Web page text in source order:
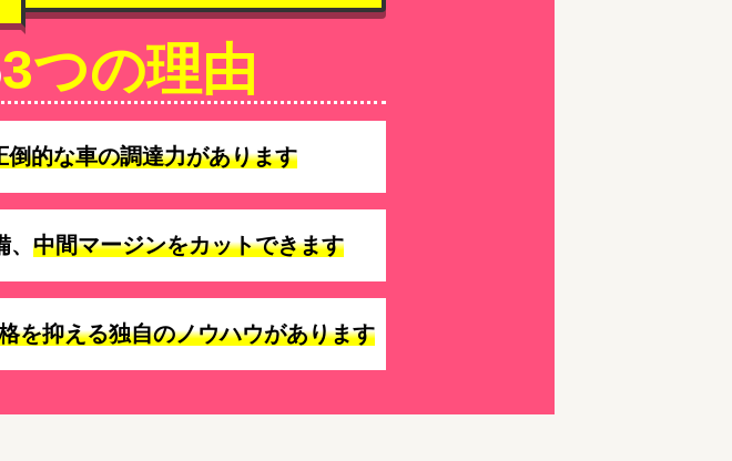
3つの理由
倒的な車の調達力があります
中間マージンをカットできます
を抑える独自のノウハウがあります